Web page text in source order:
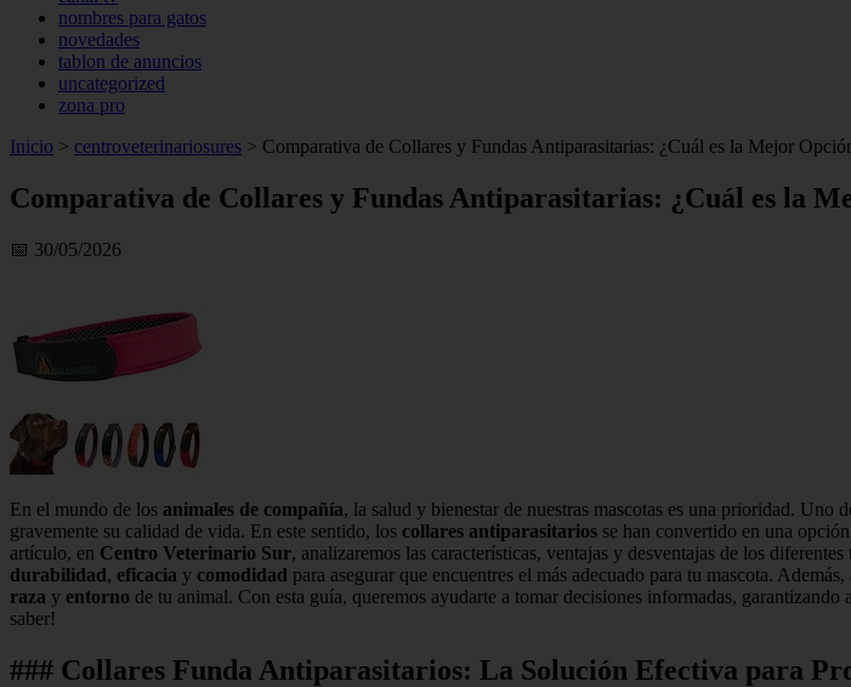
nombres para gatos
novedades
tablon de anuncios
uncategorized
zona pro
Inicio > centroveterinariosures > Comparativa de Collares y Fundas Antiparasitarias: ¿Cuál es la Mejor
Comparativa de Collares y Fundas Antiparasitarias: ¿Cuál es la
📅 30/05/2026
En el mundo de los animales de compañía, la salud y bienestar de nuestras mascotas es una prioridad. Uno
gravemente su calidad de vida. En este sentido, los collares antiparasitarios se han convertido en una
artículo, en Centro Veterinario Sur, analizaremos las características, ventajas y desventajas de los diferentes
durabilidad, eficacia y comodidad para asegurar que encuentres el más adecuado para tu mascota.
raza y entorno de tu animal. Con esta guía, queremos ayudarte a tomar decisiones informadas,
saber!
### Collares Funda Antiparasitarios: La Solución Efectiva para